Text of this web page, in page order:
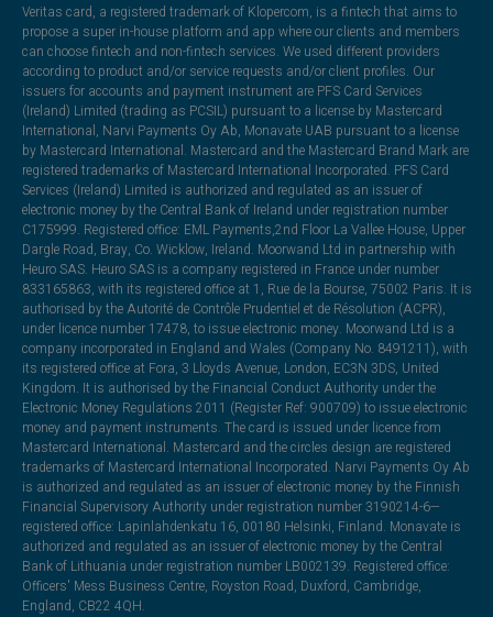
Veritas card, a registered trademark of Klopercom, is a fintech that aims to
propose a super in-house platform and app where our clients and members
can choose fintech and non-fintech services. We used different providers
according to product and/or service requests and/or client profiles. Our
issuers for accounts and payment instrument are PFS Card Services
(Ireland) Limited (trading as PCSIL) pursuant to a license by Mastercard
International, Narvi Payments Oy Ab, Monavate UAB pursuant to a license
by Mastercard International. Mastercard and the Mastercard Brand Mark are
registered trademarks of Mastercard International Incorporated. PFS Card
Services (Ireland) Limited is authorized and regulated as an issuer of
electronic money by the Central Bank of Ireland under registration number
C175999. Registered office: EML Payments,2nd Floor La Vallee House, Upper
Dargle Road, Bray, Co. Wicklow, Ireland. Moorwand Ltd in partnership with
Heuro SAS. Heuro SAS is a company registered in France under number
833165863, with its registered office at 1, Rue de la Bourse, 75002 Paris. It is
authorised by the Autorité de Contrôle Prudentiel et de Résolution (ACPR),
under licence number 17478, to issue electronic money. Moorwand Ltd is a
company incorporated in England and Wales (Company No. 8491211), with
its registered office at Fora, 3 Lloyds Avenue, London, EC3N 3DS, United
Kingdom. It is authorised by the Financial Conduct Authority under the
Electronic Money Regulations 2011 (Register Ref: 900709) to issue electronic
money and payment instruments. The card is issued under licence from
Mastercard International. Mastercard and the circles design are registered
trademarks of Mastercard International Incorporated. Narvi Payments Oy Ab
is authorized and regulated as an issuer of electronic money by the Finnish
Financial Supervisory Authority under registration number 3190214-6—
registered office: Lapinlahdenkatu 16, 00180 Helsinki, Finland. Monavate is
authorized and regulated as an issuer of electronic money by the Central
Bank of Lithuania under registration number LB002139. Registered office:
Officers' Mess Business Centre, Royston Road, Duxford, Cambridge,
England, CB22 4QH.